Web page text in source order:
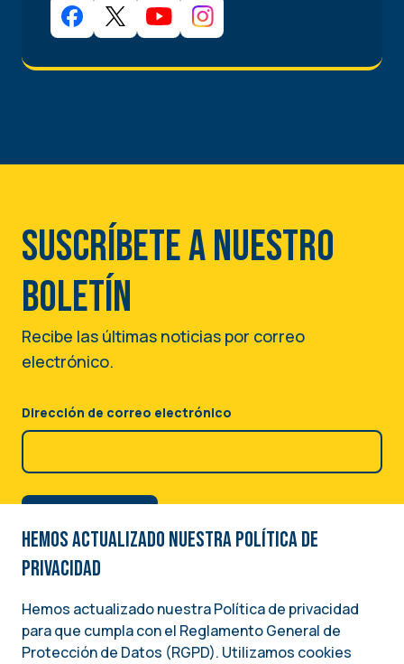
Suscríbete a nuestro
boletín
Recibe las últimas noticias por correo
electrónico.
Dirección de correo electrónico
Image
Hemos actualizado nuestra Política de
privacidad
Hemos actualizado nuestra Política de privacidad
para que cumpla con el Reglamento General de
Protección de Datos (RGPD). Utilizamos cookies